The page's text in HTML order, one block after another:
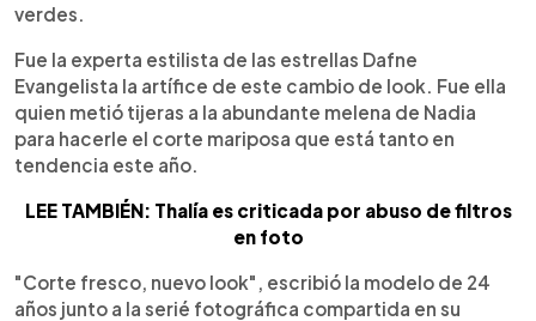
verdes.
Fue la experta estilista de las estrellas Dafne
Evangelista la artífice de este cambio de look. Fue ella
quien metió tijeras a la abundante melena de Nadia
para hacerle el corte mariposa que está tanto en
tendencia este año.
LEE TAMBIÉN: Thalía es criticada por abuso de filtros
en foto
"Corte fresco, nuevo look", escribió la modelo de 24
años junto a la serié fotográfica compartida en su